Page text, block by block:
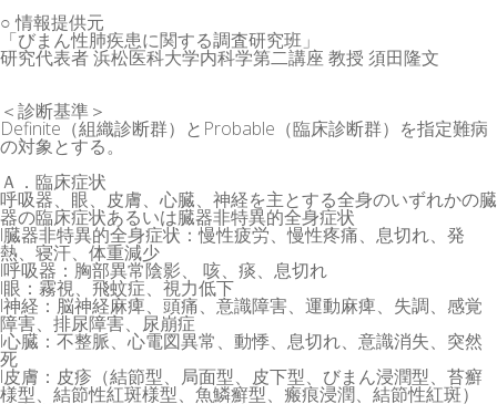
○ 情報提供元
「びまん性肺疾患に関する調査研究班」
研究代表者 浜松医科大学内科学第二講座 教授 須田隆文
＜診断基準＞
Definite（組織診断群）とProbable（臨床診断群）を指定難病
の対象とする。
Ａ．臨床症状
呼吸器、眼、皮膚、心臓、神経を主とする全身のいずれかの臓
器の臨床症状あるいは臓器非特異的全身症状
l臓器非特異的全身症状：慢性疲労、慢性疼痛、息切れ、発
熱、寝汗、体重減少
l呼吸器：胸部異常陰影、 咳、痰、息切れ
l眼：霧視、飛蚊症、視力低下
l神経：脳神経麻痺、頭痛、意識障害、運動麻痺、失調、感覚
障害、排尿障害、尿崩症
l心臓：不整脈、心電図異常、動悸、息切れ、意識消失、突然
死
l皮膚：皮疹（結節型、局面型、皮下型、びまん浸潤型、苔癬
様型、結節性紅斑様型、魚鱗癬型、瘢痕浸潤、結節性紅斑）